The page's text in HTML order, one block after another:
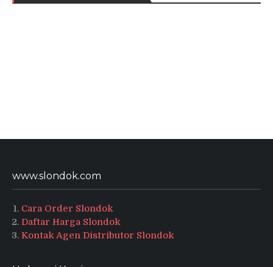
www.slondok.com
Cara Order Slondok
Daftar Harga Slondok
Kontak Agen Distributor Slondok